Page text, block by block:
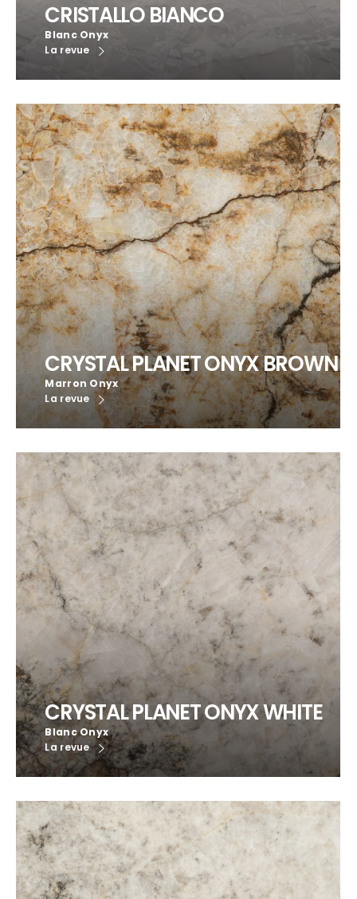
CRISTALLO BIANCO
Blanc Onyx
La revue
CRYSTAL PLANET ONYX BROWN
Marron Onyx
La revue
CRYSTAL PLANET ONYX WHITE
Blanc Onyx
La revue